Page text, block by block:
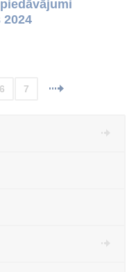
2024
6 7